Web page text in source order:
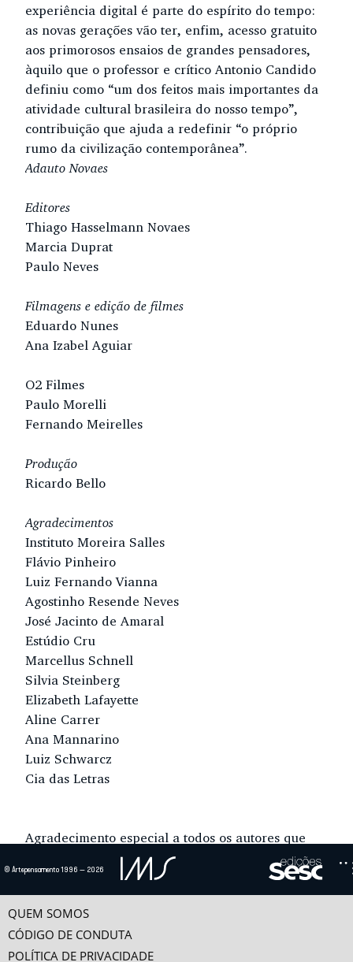
experiência digital é parte do espírito do tempo:
as novas gerações vão ter, enfim, acesso gratuito
aos primorosos ensaios de grandes pensadores,
àquilo que o professor e crítico Antonio Candido
definiu como “um dos feitos mais importantes da
atividade cultural brasileira do nosso tempo”,
contribuição que ajuda a redefinir “o próprio
rumo da civilização contemporânea”.
Adauto Novaes
Editores
Thiago Hasselmann Novaes
Marcia Duprat
Paulo Neves
Filmagens e edição de filmes
Eduardo Nunes
Ana Izabel Aguiar
O2 Filmes
Paulo Morelli
Fernando Meirelles
Produção
Ricardo Bello
Agradecimentos
Instituto Moreira Salles
Flávio Pinheiro
Luiz Fernando Vianna
Agostinho Resende Neves
José Jacinto de Amaral
Estúdio Cru
Marcellus Schnell
Silvia Steinberg
Elizabeth Lafayette
Aline Carrer
Ana Mannarino
Luiz Schwarcz
Cia das Letras
Agradecimento especial a todos os autores que
cederam os ensaios aqui divulgados
Concepção geral
Adauto Novaes
© Artepensamento 1996 — 2026
QUEM SOMOS
CÓDIGO DE CONDUTA
POLÍTICA DE PRIVACIDADE